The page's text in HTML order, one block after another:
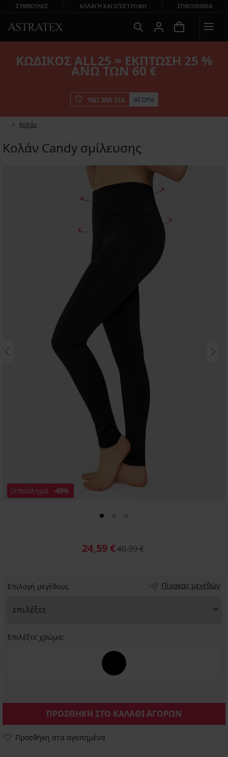
ΣΥΜΒΟΥΛΕΣ ΑΛΛΑΓΉ ΚΑΙ ΕΠΙΣΤΡΟΦΉ ΕΠΙΚΟΙΝΩΝΊΑ
ΚΩΔΙΚΟΣ ALL25 = ΕΚΠΤΩΣΗ 25 %
ΑΝΩ ΤΩΝ 60 €
16Ω 30Λ 31Δ ΑΓΟΡΑ
Κολάν
Κολάν Candy σμίλευσης
Ξεπούλημα -40%
24,59 €40,99 €
Επιλογή μεγέθους Πίνακας μεγεθών
Επιλέξτε χρώμα:
ΠΡΟΣΘΗΚΗ ΣΤΟ ΚΑΛΑΘΙ ΑΓΟΡΩΝ
Προσθήκη στα αγαπημένα